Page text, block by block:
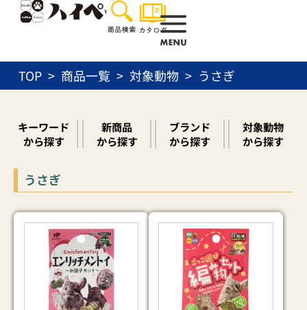
ッ
TOP 商品一覧 対象動物 うさぎ
キーワード
から探す
新商品
から探す
ブランド
から探す
対象動物
から探す
うさぎ